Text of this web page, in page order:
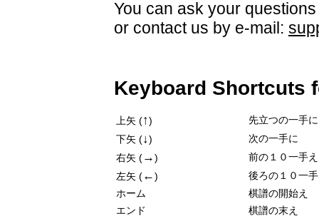
You can ask your
or contact us by e-mail:
Keyboard Shortcuts
上矢 (↑)
先立つの一手に
下矢 (↓)
次の一手に
右矢 (→)
前の１０一手え
左矢 (←)
後ろの１０一
ホーム
棋譜の開始え
エンド
棋譜の末え